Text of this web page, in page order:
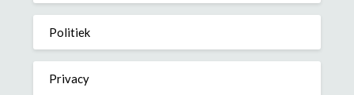
Politiek
Privacy